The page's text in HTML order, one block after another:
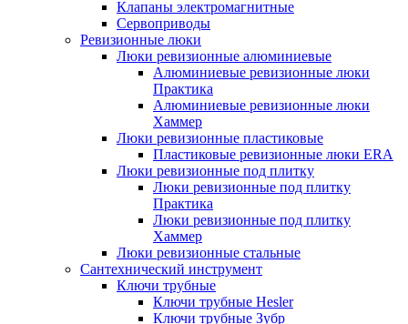
Клапаны электромагнитные
Сервоприводы
Ревизионные люки
Люки ревизионные алюминиевые
Алюминиевые ревизионные люки
Практика
Алюминиевые ревизионные люки
Хаммер
Люки ревизионные пластиковые
Пластиковые ревизионные люки ERA
Люки ревизионные под плитку
Люки ревизионные под плитку
Практика
Люки ревизионные под плитку
Хаммер
Люки ревизионные стальные
Сантехнический инструмент
Ключи трубные
Ключи трубные Hesler
Ключи трубные Зубр